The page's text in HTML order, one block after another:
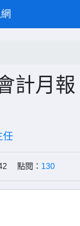
計月報
任
點閱： 130